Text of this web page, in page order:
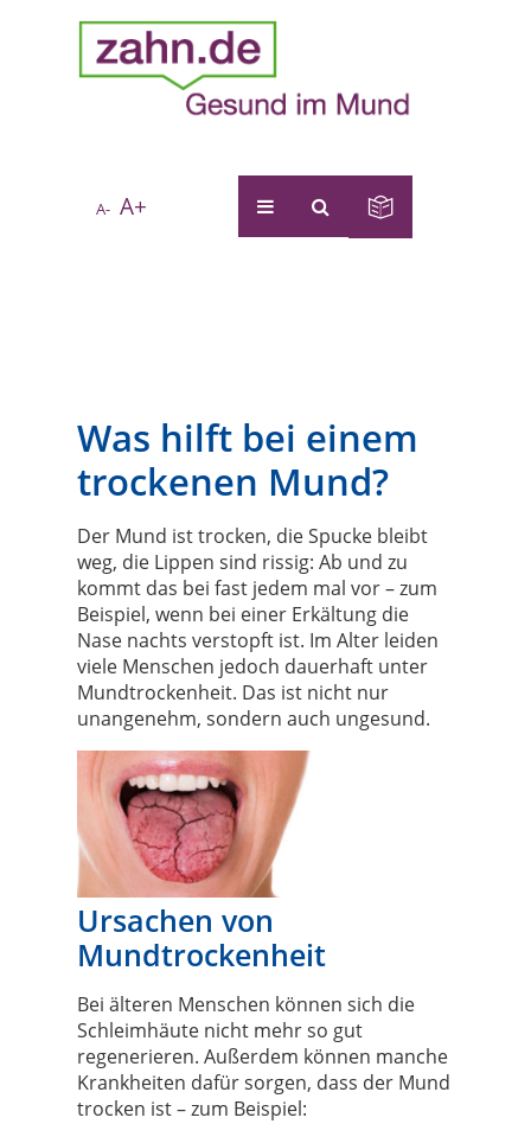
A- A+
Was hilft bei einem
trockenen Mund?
Der Mund ist trocken, die Spucke bleibt
weg, die Lippen sind rissig: Ab und zu
kommt das bei fast jedem mal vor – zum
Beispiel, wenn bei einer Erkältung die
Nase nachts verstopft ist. Im Alter leiden
viele Menschen jedoch dauerhaft unter
Mundtrockenheit. Das ist nicht nur
unangenehm, sondern auch ungesund.
Ursachen von
Mundtrockenheit
Bei älteren Menschen können sich die
Schleimhäute nicht mehr so gut
regenerieren. Außerdem können manche
Krankheiten dafür sorgen, dass der Mund
trocken ist – zum Beispiel: